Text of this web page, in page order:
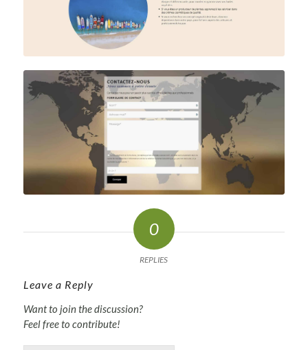
0
REPLIES
Leave a Reply
Want to join the discussion?
Feel free to contribute!